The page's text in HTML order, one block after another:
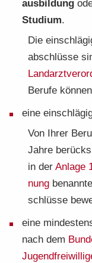
aus­bil­dung
Stu­di­um.
Die
ab­schlüs­se
Be­ru­fe
eine
Von Ihrer
Jahre
in der An­la­ge
nung
schlüs­se
eine
nach dem